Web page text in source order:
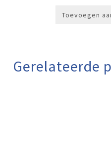
Toevoegen
Gerelateerde